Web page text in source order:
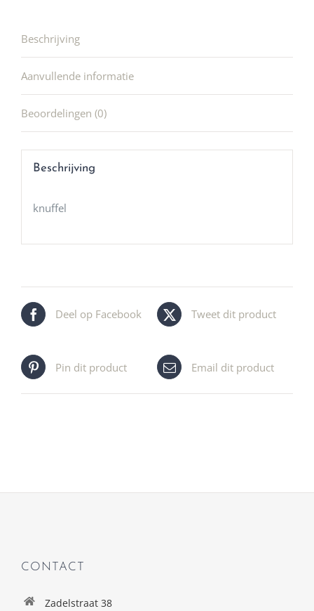
Beschrijving
Aanvullende informatie
Beoordelingen (0)
Beschrijving
knuffel
Deel op Facebook Tweet dit product
Pin dit product Email dit product
CONTACT
Zadelstraat 38